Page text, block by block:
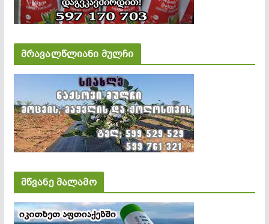
მრავალწლიანი მულჩი
მწვანე მალამო